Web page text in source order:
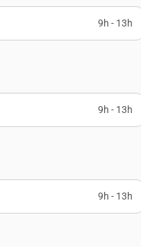
9h - 13h
9h - 13h
9h - 13h